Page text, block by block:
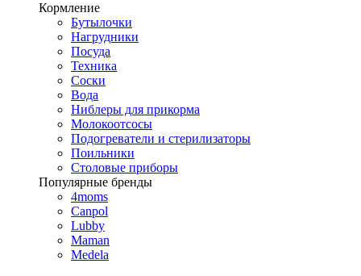
Кормление
Бутылочки
Нагрудники
Посуда
Техника
Соски
Вода
Ниблеры для прикорма
Молокоотсосы
Подогреватели и стерилизаторы
Поильники
Столовые приборы
Популярные бренды
4moms
Canpol
Lubby
Maman
Medela